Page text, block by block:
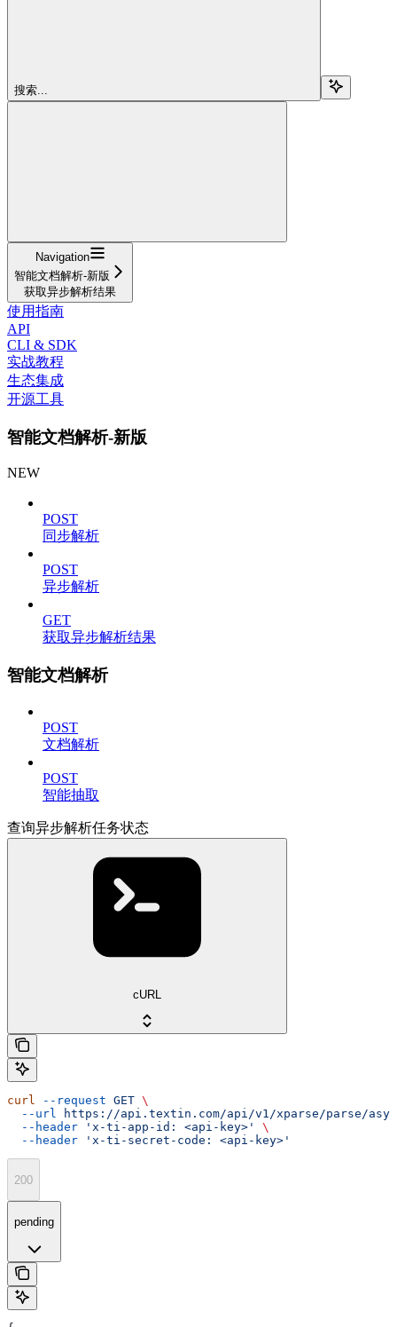
搜索...
Navigation
智能文档解析-新版
获取异步解析结果
使用指南
API
CLI & SDK
实战教程
生态集成
开源工具
智能文档解析-新版
NEW
POST
同步解析
POST
异步解析
GET
获取异步解析结果
智能文档解析
POST
文档解析
POST
智能抽取
查询异步解析任务状态
cURL
curl --request GET \
  --url
https://api.textin.com/api/v1/xparse/parse/
  --header
'x-ti-app-id: <api-key>'
\
  --header
'x-ti-secret-code: <api-key>'
200
pending